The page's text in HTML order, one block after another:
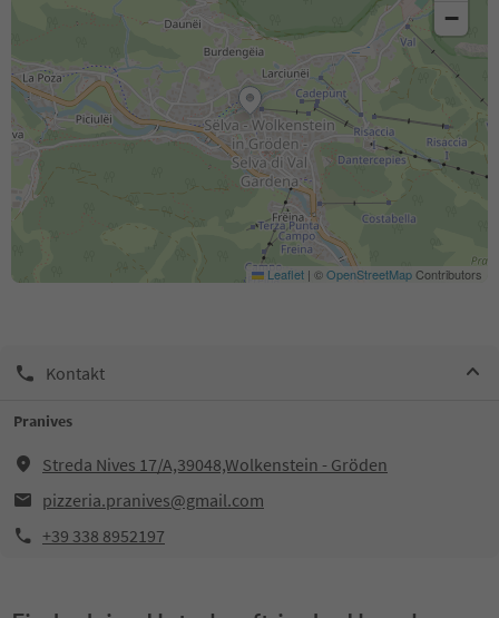
−
Leaflet | ©OpenStreetMapContributors
Kontakt
Pranives
Streda Nives 17/A,39048,Wolkenstein - Gröden
pizzeria.pranives@gmail.com
+39 338 8952197